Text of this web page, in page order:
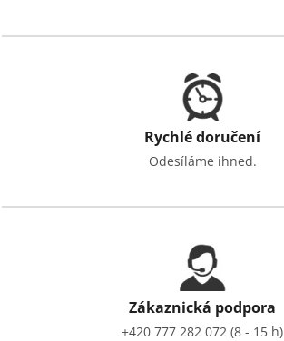
Rychlé doručení
Odesíláme ihned.
Zákaznická podpora
+420 777 282 072 (8 - 15 h)